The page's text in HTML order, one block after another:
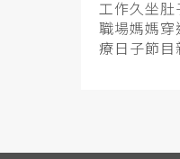
工作久坐肚
職場媽媽穿
療日子節目